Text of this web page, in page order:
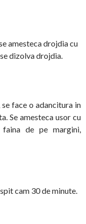
amesteca drojdia cu
dizolva drojdia.
face o adancitura in
Se amesteca usor cu
de pe margini,
cam 30 de minute.